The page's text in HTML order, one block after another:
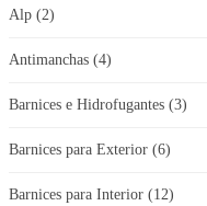
Alp (2)
Antimanchas (4)
Barnices e Hidrofugantes (3)
Barnices para Exterior (6)
Barnices para Interior (12)